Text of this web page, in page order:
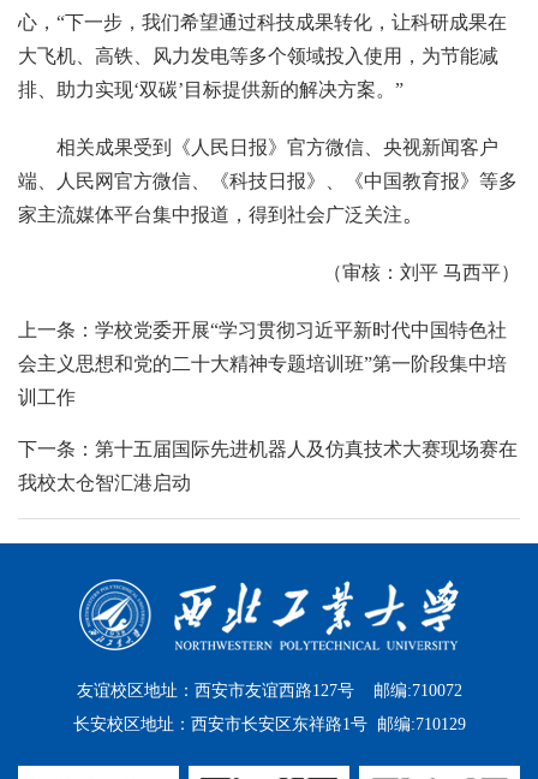
心，“下一步，我们希望通过科技成果转化，让科研成果在
大飞机、高铁、风力发电等多个领域投入使用，为节能减
排、助力实现‘双碳’目标提供新的解决方案。”
相关成果受到《人民日报》官方微信、央视新闻客户
端、人民网官方微信、《科技日报》、《中国教育报》等多
家主流媒体平台集中报道，得到社会广泛关注。
（审核：刘平 马西平）
上一条：学校党委开展“学习贯彻习近平新时代中国特色社
会主义思想和党的二十大精神专题培训班”第一阶段集中培
训工作
下一条：第十五届国际先进机器人及仿真技术大赛现场赛在
我校太仓智汇港启动
友谊校区地址：西安市友谊西路127号 邮编:710072
长安校区地址：西安市长安区东祥路1号 邮编:710129